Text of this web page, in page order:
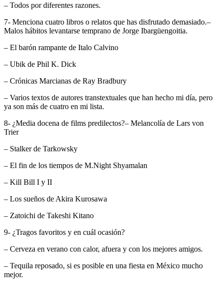
– Todos por diferentes razones.
7- Menciona cuatro libros o relatos que has disfrutado demasiado.–
Malos hábitos levantarse temprano de Jorge Ibargüengoitia.
– El barón rampante de Italo Calvino
– Ubik de Phil K. Dick
– Crónicas Marcianas de Ray Bradbury
– Varios textos de autores transtextuales que han hecho mi día, pero
ya son más de cuatro en mi lista.
8- ¿Media docena de films predilectos?– Melancolía de Lars von
Trier
– Stalker de Tarkowsky
– El fin de los tiempos de M.Night Shyamalan
– Kill Bill I y II
– Los sueños de Akira Kurosawa
– Zatoichi de Takeshi Kitano
9- ¿Tragos favoritos y en cuál ocasión?
– Cerveza en verano con calor, afuera y con los mejores amigos.
– Tequila reposado, si es posible en una fiesta en México mucho
mejor.